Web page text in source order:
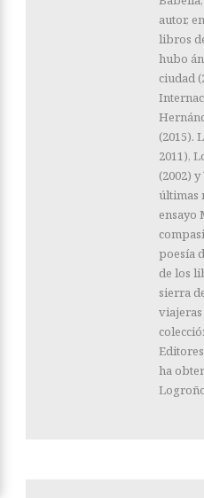
autor,
libros
hubo
ciudad
(2015).
2011),
(2002)
últimas
ensayo
poesía
de los
sierra
viajeras
ha